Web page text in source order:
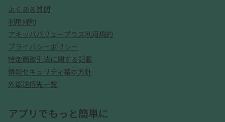
よくある質問
利用規約
アキッパバリュープラス利用規約
プライバシーポリシー
特定商取引法に関する記載
情報セキュリティ基本方針
外部送信先一覧
アプリでもっと簡単に